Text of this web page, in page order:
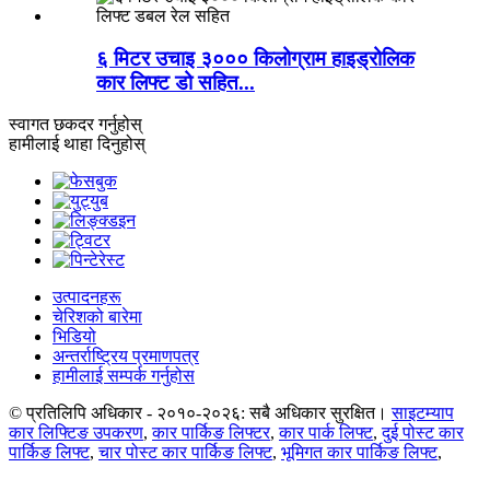
६ मिटर उचाइ ३००० किलोग्राम हाइड्रोलिक
कार लिफ्ट डो सहित...
स्वागत छकदर गर्नुहोस्
हामीलाई थाहा दिनुहोस्
उत्पादनहरू
चेरिशको बारेमा
भिडियो
अन्तर्राष्ट्रिय प्रमाणपत्र
हामीलाई सम्पर्क गर्नुहोस
© प्रतिलिपि अधिकार - २०१०-२०२६: सबै अधिकार सुरक्षित। साइटम्याप
कार लिफ्टिङ उपकरण,कार पार्किङ लिफ्टर,कार पार्क लिफ्ट,दुई पोस्ट कार
पार्किङ लिफ्ट,चार पोस्ट कार पार्किङ लिफ्ट, भूमिगत कार पार्किङ लिफ्ट,